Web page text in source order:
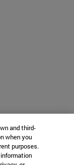
and third-
when you
purposes.